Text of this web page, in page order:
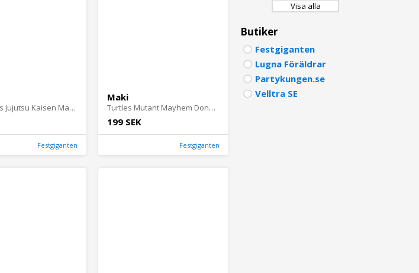
Twinchees Jujutsu Kaisen Manga Heros Nyckelringar
Festgiganten
Maki
Turtles Mutant Mayhem Donatello Mask
199 SEK
Festgiganten
Visa alla
Butiker
Festgiganten
Lugna Föräldrar
Partykungen.se
Velltra SE